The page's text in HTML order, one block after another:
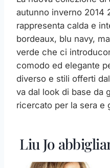
autunno inverno 2014
rappresenta calda e
bordeaux, blu navy,
verde che ci
comodo ed elegante
diverso e stili offerti
va dal look di base da
ricercato per la sera e
Liu Jo